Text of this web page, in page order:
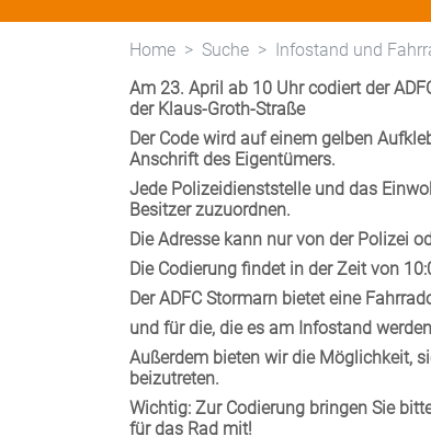
Home Suche
Infostand und
Am 23. April ab 10 Uhr codiert der
der Klaus-Groth-Straße
Der Code wird auf einem gelben
Anschrift des Eigentümers.
Jede Polizeidienststelle und das
Besitzer zuzuordnen.
Die Adresse kann nur von der Polizei
Die Codierung findet in der Zeit von
Der ADFC Stormarn bietet eine
und für die, die es am Infostand
Außerdem bieten wir die Möglichkeit,
beizutreten.
Wichtig: Zur Codierung bringen Sie
für das Rad mit!